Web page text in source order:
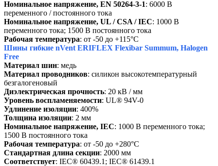
Номинальное напряжение, EN 50264-3-1: 6000 В
переменного / постоянного тока
Номинальное напряжение, UL / CSA / IEC: 1000 В
переменного тока; 1500 В постоянного тока
Рабочая температура: от -50 до +115°C
Шины гибкие nVent ERIFLEX Flexibar Summum, Halogen
Free
Материал шин: медь
Материал проводников: силикон высокотемпературный
безгалогеновый
Диэлектрическая прочность: 20 кВ / мм
Уровень воспламеняемости: UL® 94V-0
Удлинение изоляции: 400%
Толщина изоляции: 2 мм
Номинальное напряжение, IEC: 1000 В переменного тока;
1500 В постоянного тока
Рабочая температура: от -50 до +280°C
Стандартная длина секции: 2000 мм
Соответствует: IEC® 60439.1; IEC® 61439.1